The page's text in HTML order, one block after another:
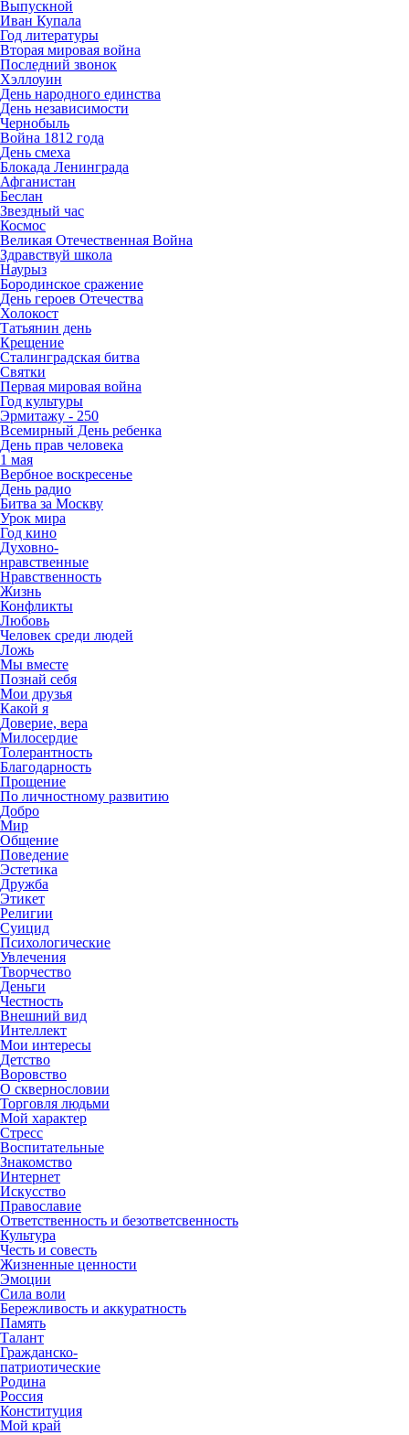
Выпускной
Иван Купала
Год литературы
Вторая мировая война
Последний звонок
Хэллоуин
День народного единства
День независимости
Чернобыль
Война 1812 года
День смеха
Блокада Ленинграда
Афганистан
Беслан
Звездный час
Космос
Великая Отечественная Война
Здравствуй школа
Наурыз
Бородинское сражение
День героев Отечества
Холокост
Татьянин день
Крещение
Сталинградская битва
Святки
Первая мировая война
Год культуры
Эрмитажу - 250
Всемирный День ребенка
День прав человека
1 мая
Вербное воскресенье
День радио
Битва за Москву
Урок мира
Год кино
Духовно-
нравственные
Нравственность
Жизнь
Конфликты
Любовь
Человек среди людей
Ложь
Мы вместе
Познай себя
Мои друзья
Какой я
Доверие, вера
Милосердие
Толерантность
Благодарность
Прощение
По личностному развитию
Добро
Мир
Общение
Поведение
Эстетика
Дружба
Этикет
Религии
Суицид
Психологические
Увлечения
Творчество
Деньги
Честность
Внешний вид
Интеллект
Мои интересы
Детство
Воровство
О сквернословии
Торговля людьми
Мой характер
Стресс
Воспитательные
Знакомство
Интернет
Искусство
Православие
Ответственность и безответсвенность
Культура
Честь и совесть
Жизненные ценности
Эмоции
Сила воли
Бережливость и аккуратность
Память
Талант
Гражданско-
патриотические
Родина
Россия
Конституция
Мой край